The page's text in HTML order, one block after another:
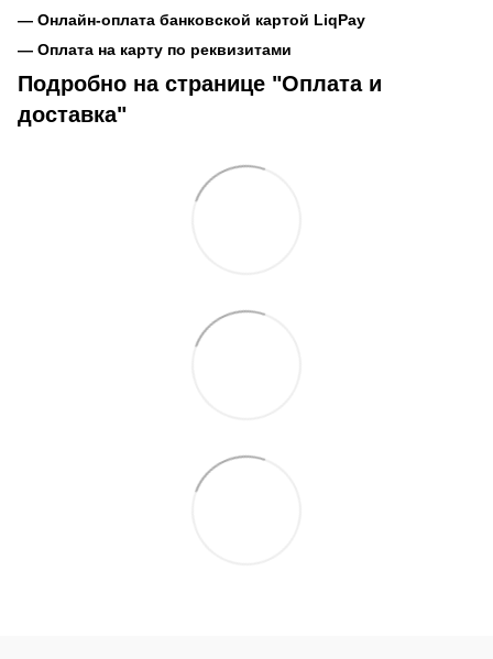
— Онлайн-оплата банковской картой LiqPay
— Оплата на карту по реквизитами
Подробно на странице "Оплата и
доставка"